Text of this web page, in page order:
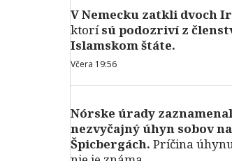
V Nemecku zatkli dvoch
ktorísú podozriví z
Islamskom štáte.
Včera 19:56
Nórske úrady
nezvyčajný úhyn sobov na
Špicbergách. Príčina